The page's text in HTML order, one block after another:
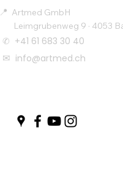
📍 Artmed GmbH
Leimgrubenweg 9 · 4053
✆ +41 61 683 30 40
✉ info@artmed.ch